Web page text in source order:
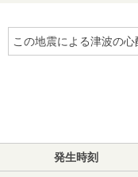
この地震による津波の心
発生時刻